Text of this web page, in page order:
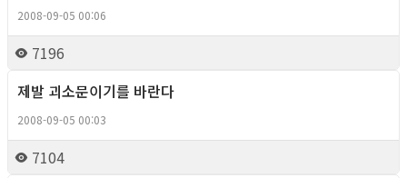
2008-09-05 00:06
7196
제발 괴소문이기를 바란다
2008-09-05 00:03
7104